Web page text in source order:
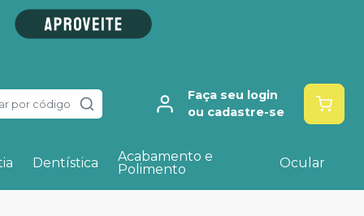
por código
Faça seu login
ou cadastre-se
Dentística
Acabamento e
Polimento
Ocular